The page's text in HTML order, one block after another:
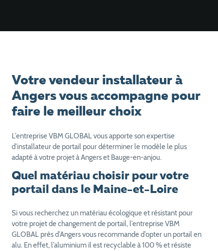
Votre vendeur installateur à
Angers vous accompagne pour
faire le meilleur choix
L’entreprise VBM GLOBAL vous apporte son expertise
d’installateur de portail pour déterminer le modèle le plus
adapté à votre projet à Angers et Bauge-en-anjou.
Quel matériau choisir pour votre
portail dans le Maine-et-Loire
Si vous recherchez un matériau écologique et résistant pour
votre projet de changement de portail, l’entreprise VBM
GLOBAL près d’Angers vous recommande d’opter un portail en
alu. En effet, l’aluminium il est recyclable à 100 % et résiste